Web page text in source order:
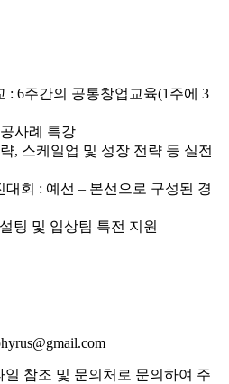
: 6주간의 공통창업교육(1주에 3
사례 특강
, 스케일업 및 성장 전략 등 실전
회 : 예선 – 본선으로 구성된 경
팅 및 입상팀 특전 지원
참조 및 문의처로 문의하여 주